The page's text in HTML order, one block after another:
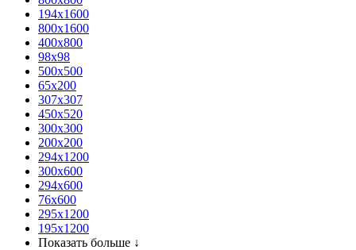
194x1600
800x1600
400х800
98x98
500x500
65x200
307x307
450x520
300x300
200x200
294x1200
300x600
294x600
76х600
295х1200
195х1200
Показать больше ↓